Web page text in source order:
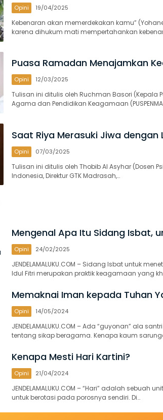
Opini 19/04/2025
Kebenaran akan memerdekakan kamu”
karena dihukum mati mempertahankan
Puasa Ramadan Menajamkan
Opini 12/03/2025
Tulisan ini ditulis oleh Ruchman Basori (Kepala
Agama dan Pendidikan Keagamaan
Saat Riya Merasuki Jiwa dengan
Opini 07/03/2025
Tulisan ini ditulis oleh Thobib Al Asyhar (Dosen
Indonesia, Direktur GTK Madrasah,…
Mengenal Apa Itu Sidang Isbat,
Opini 24/02/2025
JENDELAMALUKU.COM – Sidang Isbat untuk
Idul Fitri merupakan praktik keagamaan yang
Memaknai Iman kepada Tuhan
Opini 14/05/2024
JENDELAMALUKU.COM – Ada “guyonan” ala
tentang sikap beragama. Kenapa kaum
Kenapa Mesti Hari Kartini?
Opini 21/04/2024
JENDELAMALUKU.COM – “Hari” adalah sebuah
untuk berotasi pada porosnya sendiri. Di…